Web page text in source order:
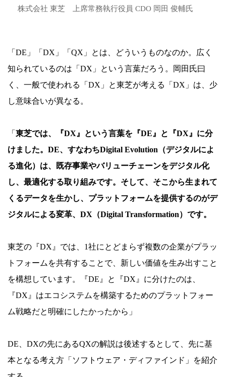
株式会社 東芝 上席常務執行役員 CDO 岡田 俊輔氏
「DE」「DX」「QX」とは、どういうものなのか。広く
知られているのは「DX」という言葉だろう。岡田氏曰
く、一般で使われる「DX」と東芝が考える「DX」は、少
し意味合いが異なる。
「 東芝では、『DX』という言葉を『DE』と『DX』に分
けました。DE、すなわちDigital Evolution（デジタルによ
る進化）は、既存事業やバリューチェーンをデジタル化
し、最適化する取り組みです。そして、そこから生まれて
くるデータを生かし、プラットフォームを提供するのがデ
ジタルによる変革、DX（Digital Transformation）です。
東芝の『DX』では、1社にとどまらず複数の企業がプラッ
トフォームを共有することで、新しい価値を生み出すこと
を構想しています。『DE』と『DX』に分けたのは、
『DX』はエコシステムを構築するためのプラットフォー
ム戦略だと明確にしたかったから」
DE、DXの先にあるQXの解説は後述するとして、先に基
本となる考え方「ソフトウェア・ディファインド」を紹介